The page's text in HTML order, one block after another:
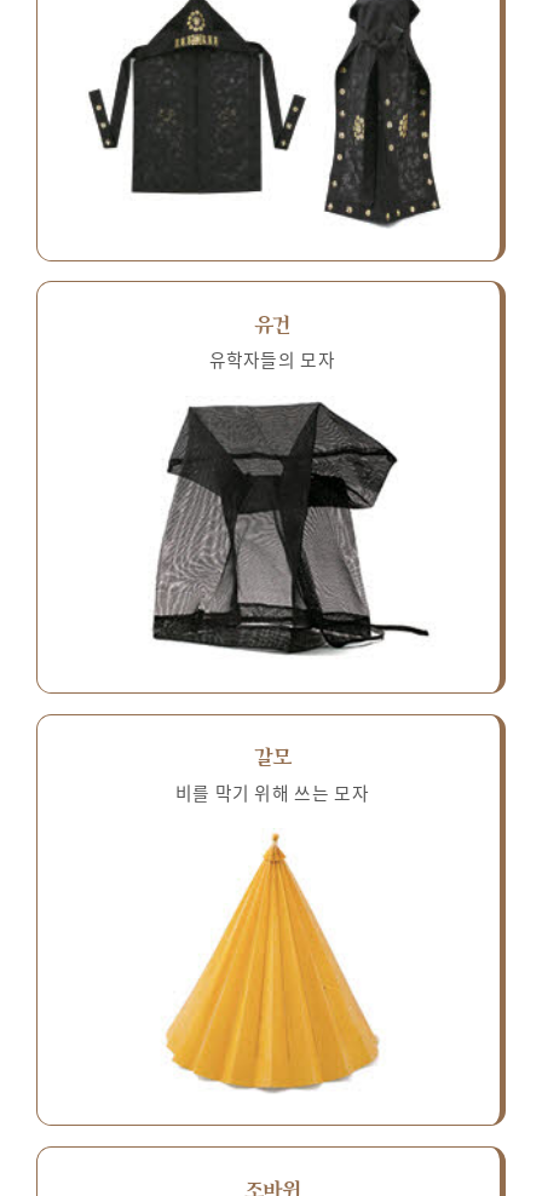
유건
유학자들의 모자
갈모
비를 막기 위해 쓰는 모자
조바위